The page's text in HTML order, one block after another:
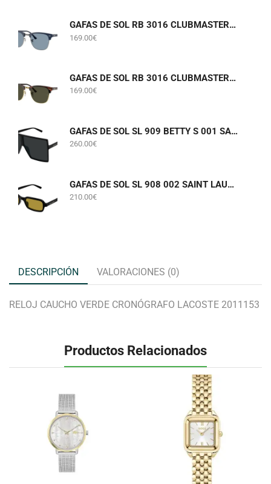
GAFAS DE SOL RB 3016 CLUBMASTER 6879/56 RAY-BAN
169.00€
GAFAS DE SOL RB 3016 CLUBMASTER W0366 RAY-BAN
169.00€
GAFAS DE SOL SL 909 BETTY S 001 SAINT LAURENT
260.00€
GAFAS DE SOL SL 908 002 SAINT LAURENT
210.00€
DESCRIPCIÓN VALORACIONES (0)
RELOJ CAUCHO VERDE CRONÓGRAFO LACOSTE 2011153
Productos Relacionados